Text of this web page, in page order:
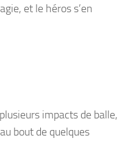
et le héros s’en
impacts de balle,
bout de quelques